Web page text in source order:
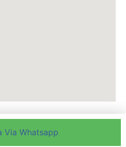
Via Whatsapp
– By Jepara Art Furnicraft Group